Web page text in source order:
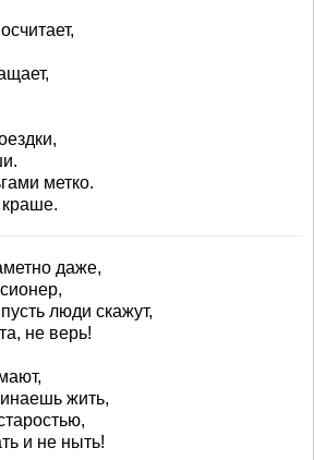
метко.
краше.
даже,
люди скажут,
не верь!
жить,
и не ныть!